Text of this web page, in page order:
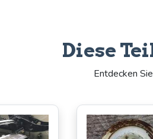
Diese
Entdecken